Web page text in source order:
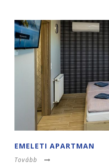
EMELETI APARTMAN
Tovább